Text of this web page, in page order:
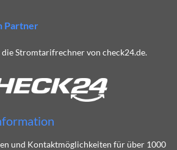
Partner
Stromtarifrechner von check24.de.
und Kontaktmöglichkeiten für über 1000